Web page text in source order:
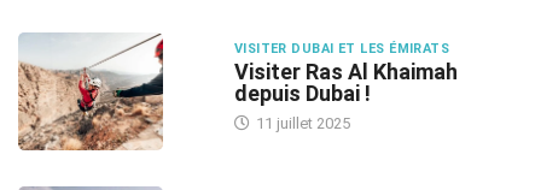
VISITER DUBAI ET LES ÉMIRATS
Visiter Ras Al Khaimah
depuis Dubai !
11 juillet 2025